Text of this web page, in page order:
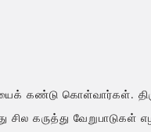
கண்டு கொள்வார்கள்.
கருத்து வேறுபாடுகள்